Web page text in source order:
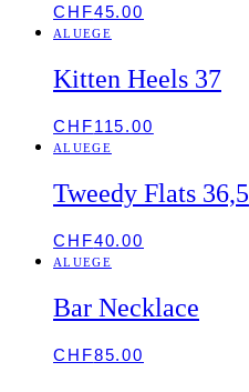
CHF45.00
ALUEGE
Kitten Heels 37
CHF115.00
ALUEGE
Tweedy Flats 36,5
CHF40.00
ALUEGE
Bar Necklace
CHF85.00